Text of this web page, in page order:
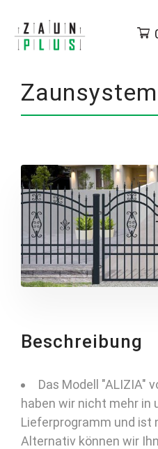
content
Zaunsystem
Beschreibung
Das Modell "ALIZIA"
haben wir nicht mehr in
Lieferprogramm und ist
Alternativ können wir